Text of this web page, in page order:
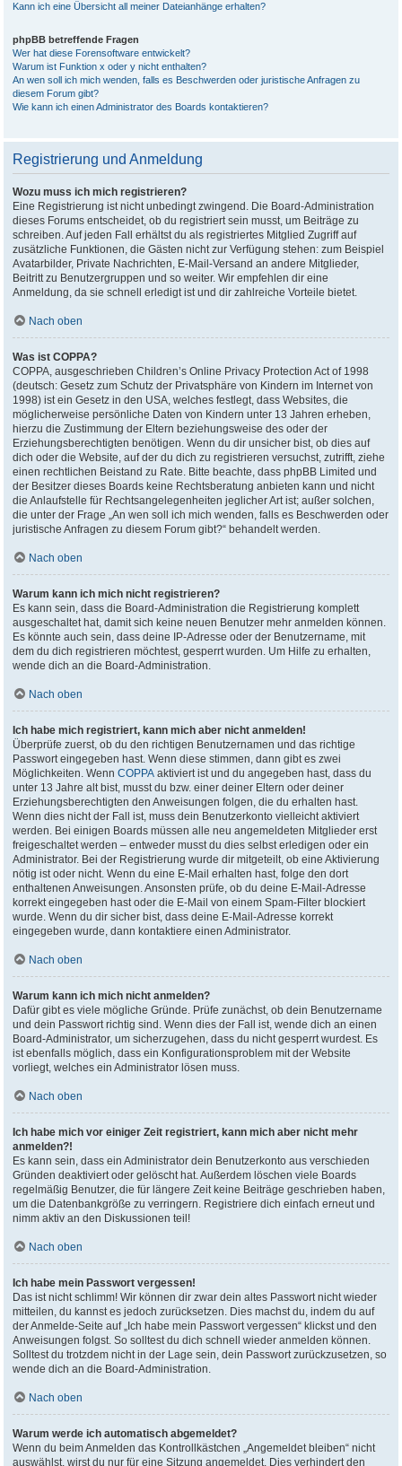
Kann ich eine Übersicht all meiner Dateianhänge erhalten?
phpBB betreffende Fragen
Wer hat diese Forensoftware entwickelt?
Warum ist Funktion x oder y nicht enthalten?
An wen soll ich mich wenden, falls es Beschwerden oder juristische Anfragen zu
diesem Forum gibt?
Wie kann ich einen Administrator des Boards kontaktieren?
Registrierung und Anmeldung
Wozu muss ich mich registrieren?
Eine Registrierung ist nicht unbedingt zwingend. Die Board-Administration
dieses Forums entscheidet, ob du registriert sein musst, um Beiträge zu
schreiben. Auf jeden Fall erhältst du als registriertes Mitglied Zugriff auf
zusätzliche Funktionen, die Gästen nicht zur Verfügung stehen: zum Beispiel
Avatarbilder, Private Nachrichten, E-Mail-Versand an andere Mitglieder,
Beitritt zu Benutzergruppen und so weiter. Wir empfehlen dir eine
Anmeldung, da sie schnell erledigt ist und dir zahlreiche Vorteile bietet.
Nach oben
Was ist COPPA?
COPPA, ausgeschrieben Children’s Online Privacy Protection Act of 1998
(deutsch: Gesetz zum Schutz der Privatsphäre von Kindern im Internet von
1998) ist ein Gesetz in den USA, welches festlegt, dass Websites, die
möglicherweise persönliche Daten von Kindern unter 13 Jahren erheben,
hierzu die Zustimmung der Eltern beziehungsweise des oder der
Erziehungsberechtigten benötigen. Wenn du dir unsicher bist, ob dies auf
dich oder die Website, auf der du dich zu registrieren versuchst, zutrifft, ziehe
einen rechtlichen Beistand zu Rate. Bitte beachte, dass phpBB Limited und
der Besitzer dieses Boards keine Rechtsberatung anbieten kann und nicht
die Anlaufstelle für Rechtsangelegenheiten jeglicher Art ist; außer solchen,
die unter der Frage „An wen soll ich mich wenden, falls es Beschwerden oder
juristische Anfragen zu diesem Forum gibt?“ behandelt werden.
Nach oben
Warum kann ich mich nicht registrieren?
Es kann sein, dass die Board-Administration die Registrierung komplett
ausgeschaltet hat, damit sich keine neuen Benutzer mehr anmelden können.
Es könnte auch sein, dass deine IP-Adresse oder der Benutzername, mit
dem du dich registrieren möchtest, gesperrt wurden. Um Hilfe zu erhalten,
wende dich an die Board-Administration.
Nach oben
Ich habe mich registriert, kann mich aber nicht anmelden!
Überprüfe zuerst, ob du den richtigen Benutzernamen und das richtige
Passwort eingegeben hast. Wenn diese stimmen, dann gibt es zwei
Möglichkeiten. WennCOPPA aktiviert ist und du angegeben hast, dass du
unter 13 Jahre alt bist, musst du bzw. einer deiner Eltern oder deiner
Erziehungsberechtigten den Anweisungen folgen, die du erhalten hast.
Wenn dies nicht der Fall ist, muss dein Benutzerkonto vielleicht aktiviert
werden. Bei einigen Boards müssen alle neu angemeldeten Mitglieder erst
freigeschaltet werden – entweder musst du dies selbst erledigen oder ein
Administrator. Bei der Registrierung wurde dir mitgeteilt, ob eine Aktivierung
nötig ist oder nicht. Wenn du eine E-Mail erhalten hast, folge den dort
enthaltenen Anweisungen. Ansonsten prüfe, ob du deine E-Mail-Adresse
korrekt eingegeben hast oder die E-Mail von einem Spam-Filter blockiert
wurde. Wenn du dir sicher bist, dass deine E-Mail-Adresse korrekt
eingegeben wurde, dann kontaktiere einen Administrator.
Nach oben
Warum kann ich mich nicht anmelden?
Dafür gibt es viele mögliche Gründe. Prüfe zunächst, ob dein Benutzername
und dein Passwort richtig sind. Wenn dies der Fall ist, wende dich an einen
Board-Administrator, um sicherzugehen, dass du nicht gesperrt wurdest. Es
ist ebenfalls möglich, dass ein Konfigurationsproblem mit der Website
vorliegt, welches ein Administrator lösen muss.
Nach oben
Ich habe mich vor einiger Zeit registriert, kann mich aber nicht mehr
anmelden?!
Es kann sein, dass ein Administrator dein Benutzerkonto aus verschieden
Gründen deaktiviert oder gelöscht hat. Außerdem löschen viele Boards
regelmäßig Benutzer, die für längere Zeit keine Beiträge geschrieben haben,
um die Datenbankgröße zu verringern. Registriere dich einfach erneut und
nimm aktiv an den Diskussionen teil!
Nach oben
Ich habe mein Passwort vergessen!
Das ist nicht schlimm! Wir können dir zwar dein altes Passwort nicht wieder
mitteilen, du kannst es jedoch zurücksetzen. Dies machst du, indem du auf
der Anmelde-Seite auf „Ich habe mein Passwort vergessen“ klickst und den
Anweisungen folgst. So solltest du dich schnell wieder anmelden können.
Solltest du trotzdem nicht in der Lage sein, dein Passwort zurückzusetzen, so
wende dich an die Board-Administration.
Nach oben
Warum werde ich automatisch abgemeldet?
Wenn du beim Anmelden das Kontrollkästchen „Angemeldet bleiben“ nicht
auswählst, wirst du nur für eine Sitzung angemeldet. Dies verhindert den